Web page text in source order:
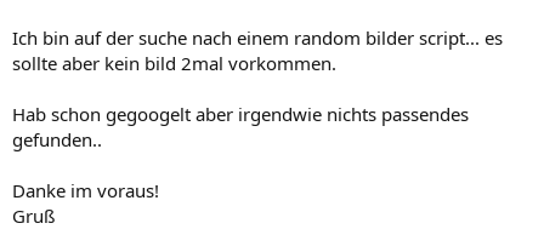
Ich bin auf der suche nach einem random bilder script... es
sollte aber kein bild 2mal vorkommen.
Hab schon gegoogelt aber irgendwie nichts passendes
gefunden..
Danke im voraus!
Gruß